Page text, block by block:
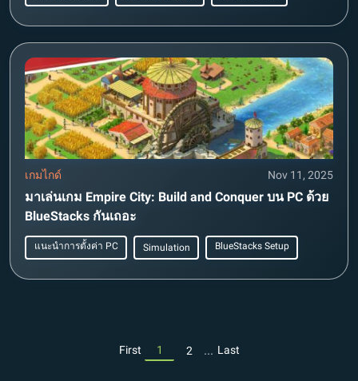
เกมไกด์ Nov 11, 2025
มาเล่นเกม Empire City: Build and Conquer บน PC ด้วย
BlueStacks กันเถอะ
แนะนำการตั้งค่า PC Simulation BlueStacks Setup
First 1 2 ... Last